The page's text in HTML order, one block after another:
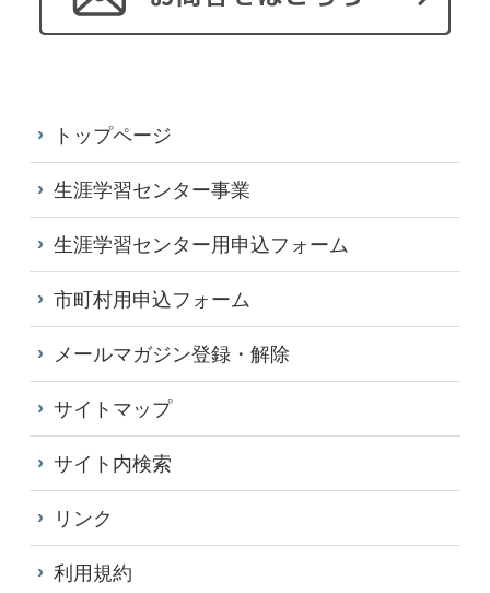
トップページ
生涯学習センター事業
生涯学習センター用申込フォーム
市町村用申込フォーム
メールマガジン登録・解除
サイトマップ
サイト内検索
リンク
利用規約